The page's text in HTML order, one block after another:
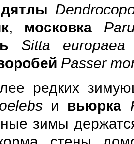
, московка
Sitta europaea
Passer
редких
и вьюрка
зимы